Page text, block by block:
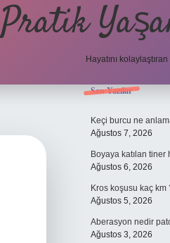
Pratik
Hayatını
Son Yazılar
Keçi burcu ne
Ağustos 7, 2026
Boyaya katılan tiner
Ağustos 6, 2026
Kros koşusu kaç km
Ağustos 5, 2026
Aberasyon nedir
Ağustos 3, 2026